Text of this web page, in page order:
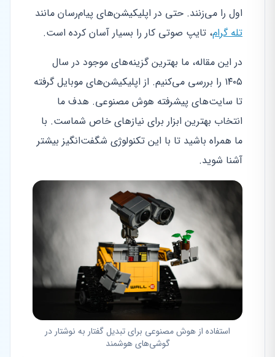
اول را می‌زنند. حتی در اپلیکیشن‌های پیام‌رسان مانند
تله گرام، تایپ صوتی کار را بسیار آسان کرده است.
در این مقاله، ما بهترین گزینه‌های موجود در سال
۱۴۰۵ را بررسی می‌کنیم. از اپلیکیشن‌های موبایل گرفته
تا سایت‌های پیشرفته هوش مصنوعی. هدف ما
انتخاب بهترین ابزار برای نیازهای خاص شماست. با
ما همراه باشید تا با این تکنولوژی شگفت‌انگیز بیشتر
آشنا شوید.
استفاده از هوش مصنوعی برای تبدیل گفتار به نوشتار در
گوشی‌های هوشمند